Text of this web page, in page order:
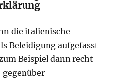
die italienische
Beleidigung aufgefasst
Beispiel dann recht
gegenüber